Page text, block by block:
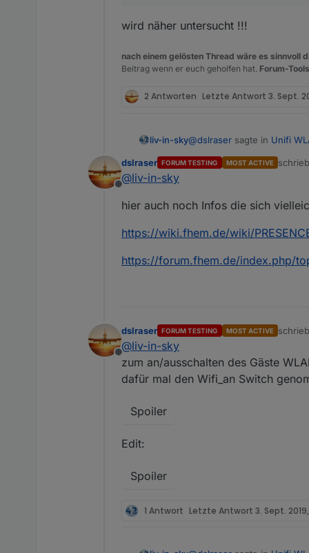
wird näher untersucht !!!
nach einem gelösten Thread wäre es
Beitrag wenn er euch geholfen hat. Forum-
2 Antworten Letzte Antwort 3. Sept.
liv-in-sky@dslraser sagte in Unifi
hier noch was zur
https://
wird näher untersucht !!!
Offline
dslraser FORUM TESTING MOST ACTIVE
zuletzt
@liv-in-sky
hier auch noch Infos die sich
https://wiki.fhem.de/wiki/
https://forum.fhem.de/index.php/
Offline
dslraser FORUM TESTING MOST ACTIVE
zuletzt
@liv-in-sky
zum an/ausschalten des Gäste
dafür mal den Wifi_an Switch
Spoiler
Edit:
Spoiler
1 Antwort Letzte Antwort 3. Sept. 2019,